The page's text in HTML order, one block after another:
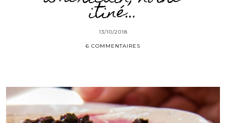
itiné…
13/10/2018
6 COMMENTAIRES